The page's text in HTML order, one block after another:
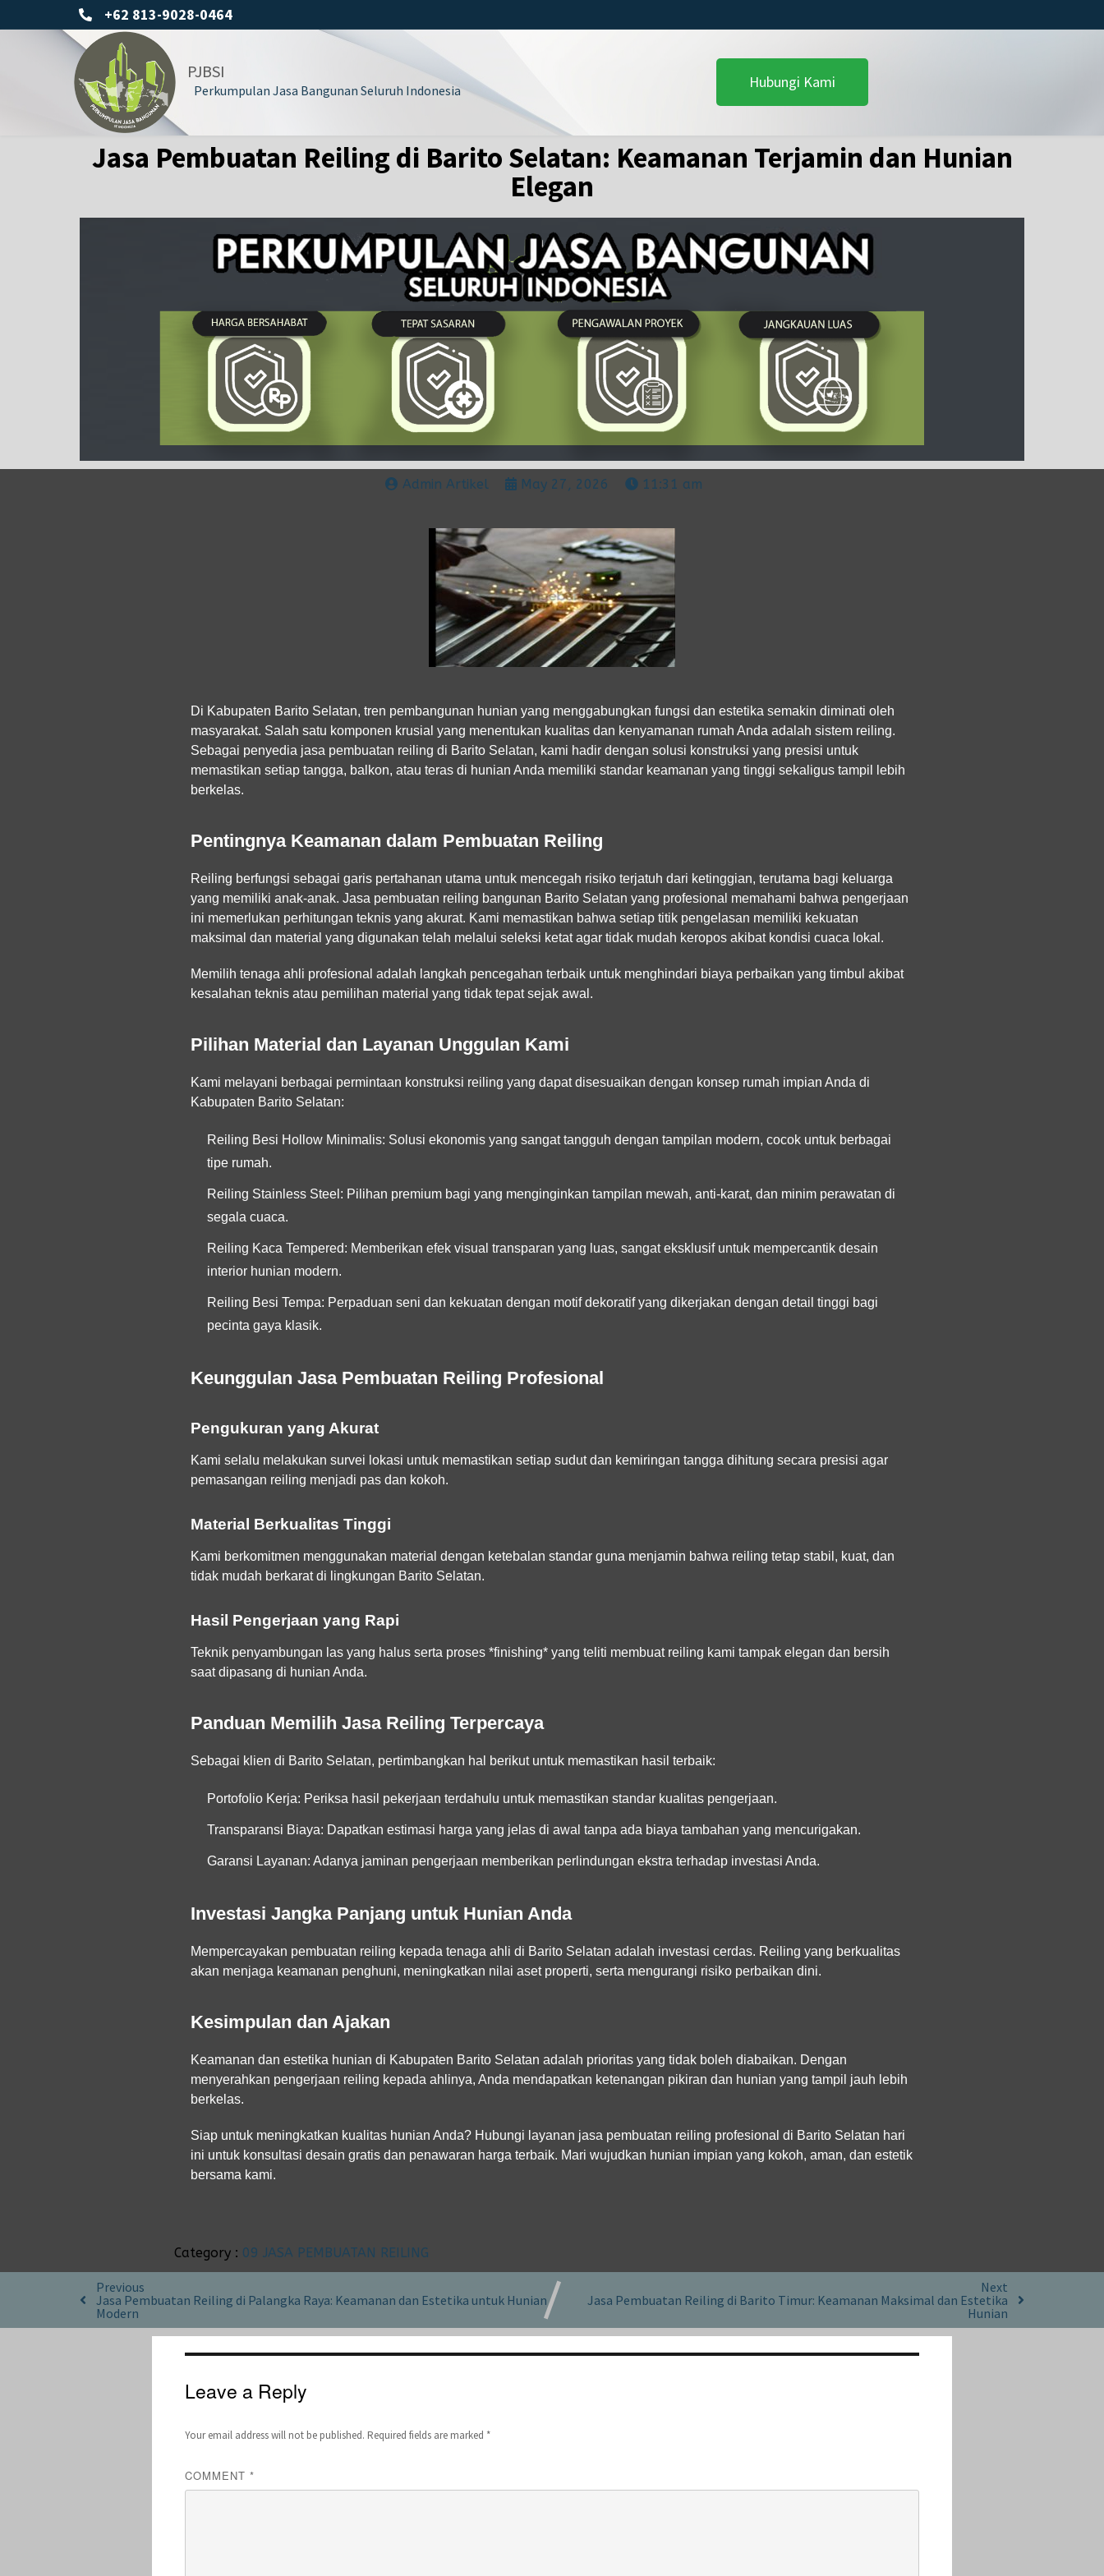
+62 813-9028-0464
PJBSI
Perkumpulan Jasa Bangunan Seluruh Indonesia Hubungi Kami
Jasa Pembuatan Reiling di Barito Selatan: Keamanan Terjamin dan Hunian
Elegan
Admin Artikel May 27, 2026 11:31 am
Di Kabupaten Barito Selatan, tren pembangunan hunian yang menggabungkan fungsi dan estetika semakin diminati oleh
masyarakat. Salah satu komponen krusial yang menentukan kualitas dan kenyamanan rumah Anda adalah sistem reiling.
Sebagai penyedia jasa pembuatan reiling di Barito Selatan, kami hadir dengan solusi konstruksi yang presisi untuk
memastikan setiap tangga, balkon, atau teras di hunian Anda memiliki standar keamanan yang tinggi sekaligus tampil lebih
berkelas.
Pentingnya Keamanan dalam Pembuatan Reiling
Reiling berfungsi sebagai garis pertahanan utama untuk mencegah risiko terjatuh dari ketinggian, terutama bagi keluarga
yang memiliki anak-anak. Jasa pembuatan reiling bangunan Barito Selatan yang profesional memahami bahwa pengerjaan
ini memerlukan perhitungan teknis yang akurat. Kami memastikan bahwa setiap titik pengelasan memiliki kekuatan
maksimal dan material yang digunakan telah melalui seleksi ketat agar tidak mudah keropos akibat kondisi cuaca lokal.
Memilih tenaga ahli profesional adalah langkah pencegahan terbaik untuk menghindari biaya perbaikan yang timbul akibat
kesalahan teknis atau pemilihan material yang tidak tepat sejak awal.
Pilihan Material dan Layanan Unggulan Kami
Kami melayani berbagai permintaan konstruksi reiling yang dapat disesuaikan dengan konsep rumah impian Anda di
Kabupaten Barito Selatan:
Reiling Besi Hollow Minimalis: Solusi ekonomis yang sangat tangguh dengan tampilan modern, cocok untuk berbagai
tipe rumah.
Reiling Stainless Steel: Pilihan premium bagi yang menginginkan tampilan mewah, anti-karat, dan minim perawatan di
segala cuaca.
Reiling Kaca Tempered: Memberikan efek visual transparan yang luas, sangat eksklusif untuk mempercantik desain
interior hunian modern.
Reiling Besi Tempa: Perpaduan seni dan kekuatan dengan motif dekoratif yang dikerjakan dengan detail tinggi bagi
pecinta gaya klasik.
Keunggulan Jasa Pembuatan Reiling Profesional
Pengukuran yang Akurat
Kami selalu melakukan survei lokasi untuk memastikan setiap sudut dan kemiringan tangga dihitung secara presisi agar
pemasangan reiling menjadi pas dan kokoh.
Material Berkualitas Tinggi
Kami berkomitmen menggunakan material dengan ketebalan standar guna menjamin bahwa reiling tetap stabil, kuat, dan
tidak mudah berkarat di lingkungan Barito Selatan.
Hasil Pengerjaan yang Rapi
Teknik penyambungan las yang halus serta proses *finishing* yang teliti membuat reiling kami tampak elegan dan bersih
saat dipasang di hunian Anda.
Panduan Memilih Jasa Reiling Terpercaya
Sebagai klien di Barito Selatan, pertimbangkan hal berikut untuk memastikan hasil terbaik:
Portofolio Kerja: Periksa hasil pekerjaan terdahulu untuk memastikan standar kualitas pengerjaan.
Transparansi Biaya: Dapatkan estimasi harga yang jelas di awal tanpa ada biaya tambahan yang mencurigakan.
Garansi Layanan: Adanya jaminan pengerjaan memberikan perlindungan ekstra terhadap investasi Anda.
Investasi Jangka Panjang untuk Hunian Anda
Mempercayakan pembuatan reiling kepada tenaga ahli di Barito Selatan adalah investasi cerdas. Reiling yang berkualitas
akan menjaga keamanan penghuni, meningkatkan nilai aset properti, serta mengurangi risiko perbaikan dini.
Kesimpulan dan Ajakan
Keamanan dan estetika hunian di Kabupaten Barito Selatan adalah prioritas yang tidak boleh diabaikan. Dengan
menyerahkan pengerjaan reiling kepada ahlinya, Anda mendapatkan ketenangan pikiran dan hunian yang tampil jauh lebih
berkelas.
Siap untuk meningkatkan kualitas hunian Anda? Hubungi layanan jasa pembuatan reiling profesional di Barito Selatan hari
ini untuk konsultasi desain gratis dan penawaran harga terbaik. Mari wujudkan hunian impian yang kokoh, aman, dan estetik
bersama kami.
Category : 09 JASA PEMBUATAN REILING
Previous
Jasa Pembuatan Reiling di Palangka Raya: Keamanan dan Estetika untuk Hunian
Modern
Next
Jasa Pembuatan Reiling di Barito Timur: Keamanan Maksimal dan Estetika
Hunian
Leave a Reply
Your email address will not be published. Required fields are marked *
COMMENT*